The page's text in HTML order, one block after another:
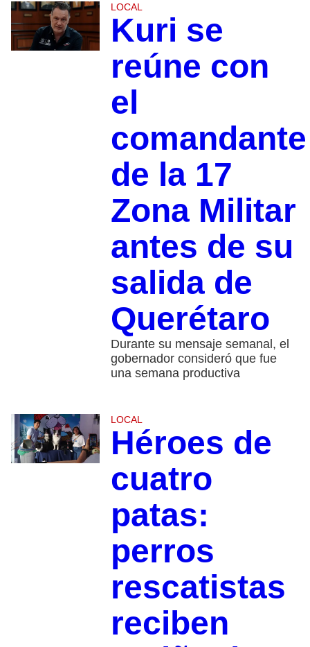
LOCAL
Kuri se
reúne con
el
comandante
de la 17
Zona Militar
antes de su
salida de
Querétaro
Durante su mensaje semanal, el
gobernador consideró que fue
una semana productiva
LOCAL
Héroes de
cuatro
patas:
perros
rescatistas
reciben